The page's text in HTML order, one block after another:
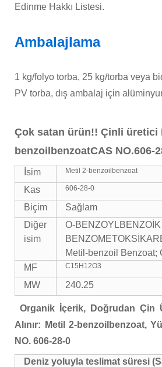
Edinme Hakkı Listesi.
Ambalajlama
1 kg/folyo torba, 25 kg/torba veya
PV torba, dış ambalaj için
Çok satan ürün!! Çinli üretici
benzoilbenzoatCAS NO.606-
İsim Metil 2-benzoilbenzoat
Kas 606-28-0
Biçim
Sağlam
Diğer
isim
O-
Metil-benzoil Benzoat;
MF
C15H12O3
MW 240.25
Organik İçerik, Doğrudan Çin
Alınır: Metil 2-benzoilbenzoat,
NO. 606-28-0
Deniz yoluyla teslimat süresi